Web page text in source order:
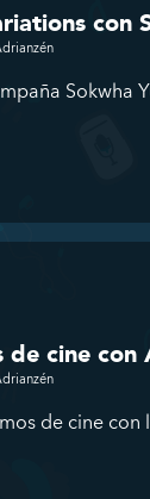
con
Sokwha
de cine
de cine